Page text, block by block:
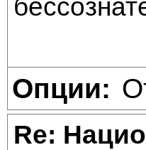
Опции:
Re: